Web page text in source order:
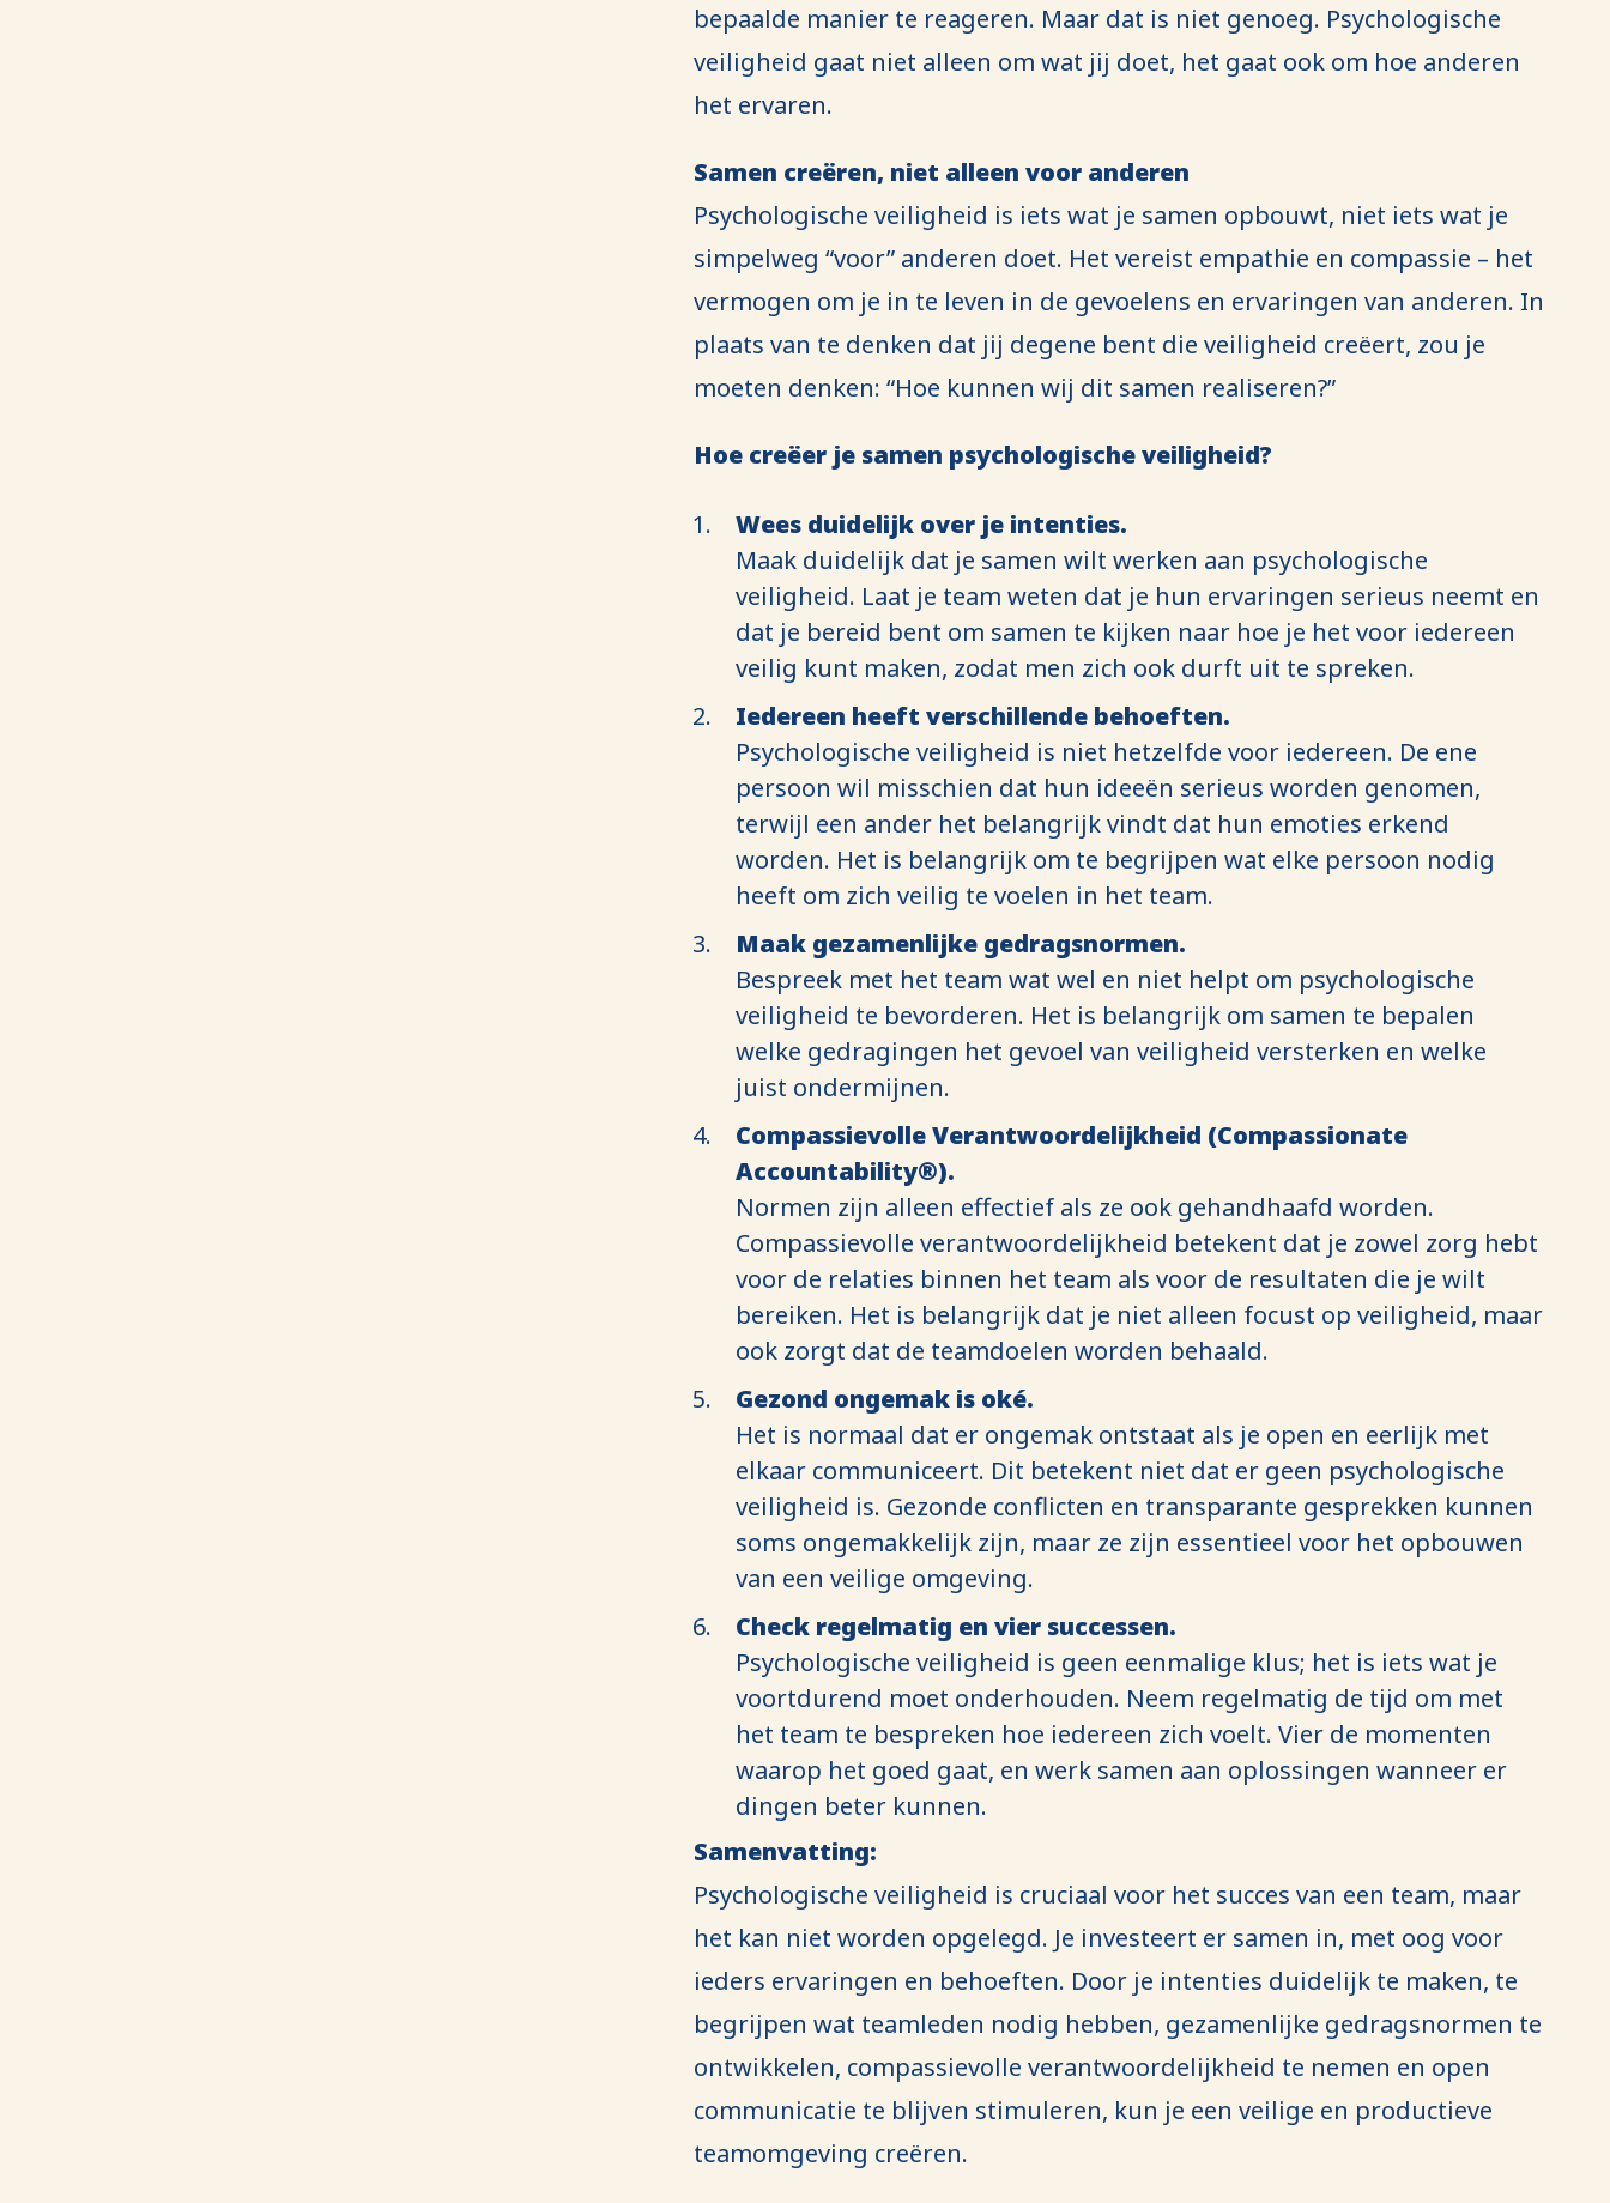
bepaalde manier te reageren. Maar dat is niet genoeg. Psychologische
veiligheid gaat niet alleen om wat jij doet, het gaat ook om hoe anderen
het ervaren.
Samen creëren, niet alleen voor anderen
Psychologische veiligheid is iets wat je samen opbouwt, niet iets wat je
simpelweg “voor” anderen doet. Het vereist empathie en compassie – het
vermogen om je in te leven in de gevoelens en ervaringen van anderen. In
plaats van te denken dat jij degene bent die veiligheid creëert, zou je
moeten denken: “Hoe kunnen wij dit samen realiseren?”
Hoe creëer je samen psychologische veiligheid?
Wees duidelijk over je intenties.
Maak duidelijk dat je samen wilt werken aan psychologische
veiligheid. Laat je team weten dat je hun ervaringen serieus neemt en
dat je bereid bent om samen te kijken naar hoe je het voor iedereen
veilig kunt maken, zodat men zich ook durft uit te spreken.
Iedereen heeft verschillende behoeften.
Psychologische veiligheid is niet hetzelfde voor iedereen. De ene
persoon wil misschien dat hun ideeën serieus worden genomen,
terwijl een ander het belangrijk vindt dat hun emoties erkend
worden. Het is belangrijk om te begrijpen wat elke persoon nodig
heeft om zich veilig te voelen in het team.
Maak gezamenlijke gedragsnormen.
Bespreek met het team wat wel en niet helpt om psychologische
veiligheid te bevorderen. Het is belangrijk om samen te bepalen
welke gedragingen het gevoel van veiligheid versterken en welke
juist ondermijnen.
Compassievolle Verantwoordelijkheid (Compassionate
Accountability®).
Normen zijn alleen effectief als ze ook gehandhaafd worden.
Compassievolle verantwoordelijkheid betekent dat je zowel zorg hebt
voor de relaties binnen het team als voor de resultaten die je wilt
bereiken. Het is belangrijk dat je niet alleen focust op veiligheid, maar
ook zorgt dat de teamdoelen worden behaald.
Gezond ongemak is oké.
Het is normaal dat er ongemak ontstaat als je open en eerlijk met
elkaar communiceert. Dit betekent niet dat er geen psychologische
veiligheid is. Gezonde conflicten en transparante gesprekken kunnen
soms ongemakkelijk zijn, maar ze zijn essentieel voor het opbouwen
van een veilige omgeving.
Check regelmatig en vier successen.
Psychologische veiligheid is geen eenmalige klus; het is iets wat je
voortdurend moet onderhouden. Neem regelmatig de tijd om met
het team te bespreken hoe iedereen zich voelt. Vier de momenten
waarop het goed gaat, en werk samen aan oplossingen wanneer er
dingen beter kunnen.
Samenvatting:
Psychologische veiligheid is cruciaal voor het succes van een team, maar
het kan niet worden opgelegd. Je investeert er samen in, met oog voor
ieders ervaringen en behoeften. Door je intenties duidelijk te maken, te
begrijpen wat teamleden nodig hebben, gezamenlijke gedragsnormen te
ontwikkelen, compassievolle verantwoordelijkheid te nemen en open
communicatie te blijven stimuleren, kun je een veilige en productieve
teamomgeving creëren.